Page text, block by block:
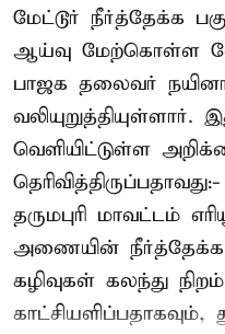
மேட்டூர் நீர்த்தேக்க
ஆய்வு மேற்கொள்ள
பாஜக தலைவர்
வெளியிட்டுள்ள
தெரிவித்திருப்பதாவது:-
தருமபுரி மாவட்டம்
அணையின் நீர்த்தேக்கப்
கழிவுகள் கலந்து
காட்சியளிப்பதாகவும்,